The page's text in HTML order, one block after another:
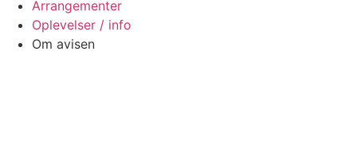
Arrangementer
Oplevelser / info
Om avisen